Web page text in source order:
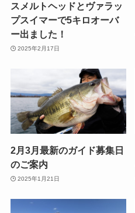
スメルトヘッドとヴァラッ
プスイマーで5キロオーバ
ー出ました！
2025年2月17日
2月3月最新のガイド募集日
のご案内
2025年1月21日